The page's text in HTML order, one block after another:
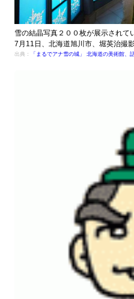
雪の結晶写真２００枚が展示され
7月11日、北海道旭川市、堀英治撮
出典： 「まるでアナ雪の城」 北海道の美術館、